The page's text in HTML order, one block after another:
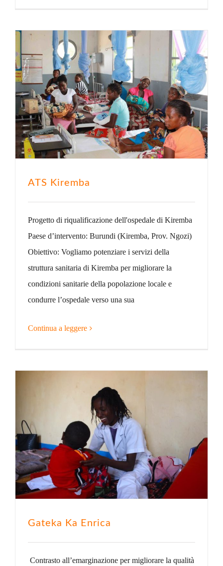
ATS Kiremba
Progetto di riqualificazione dell'ospedale di Kiremba
Paese d’intervento: Burundi (Kiremba, Prov. Ngozi)
Obiettivo: Vogliamo potenziare i servizi della
struttura sanitaria di Kiremba per migliorare la
condizioni sanitarie della popolazione locale e
condurre l’ospedale verso una sua
Continua a leggere
Gateka Ka Enrica
Contrasto all’emarginazione per migliorare la qualità